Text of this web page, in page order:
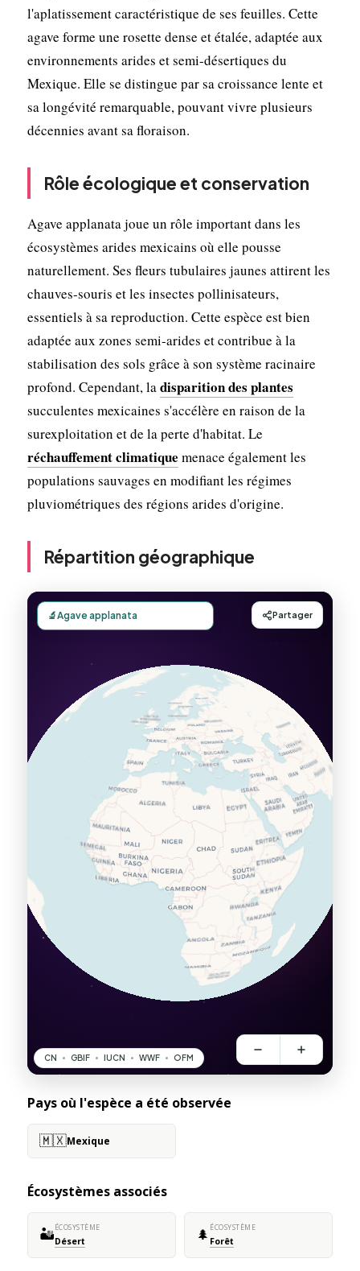
l'aplatissement caractéristique de ses feuilles. Cette
agave forme une rosette dense et étalée, adaptée aux
environnements arides et semi-désertiques du
Mexique. Elle se distingue par sa croissance lente et
sa longévité remarquable, pouvant vivre plusieurs
décennies avant sa floraison.
Rôle écologique et conservation
Agave applanata joue un rôle important dans les
écosystèmes arides mexicains où elle pousse
naturellement. Ses fleurs tubulaires jaunes attirent les
chauves-souris et les insectes pollinisateurs,
essentiels à sa reproduction. Cette espèce est bien
adaptée aux zones semi-arides et contribue à la
stabilisation des sols grâce à son système racinaire
profond. Cependant, ladisparition des plantes
succulentes mexicaines s'accélère en raison de la
surexploitation et de la perte d'habitat. Le
réchauffement climatique menace également les
populations sauvages en modifiant les régimes
pluviométriques des régions arides d'origine.
Répartition géographique
Pays où l'espèce a été observée
🇲🇽Mexique
Écosystèmes associés
🏜️ÉCOSYSTÈME
Désert 🌲 ÉCOSYSTÈME
Forêt